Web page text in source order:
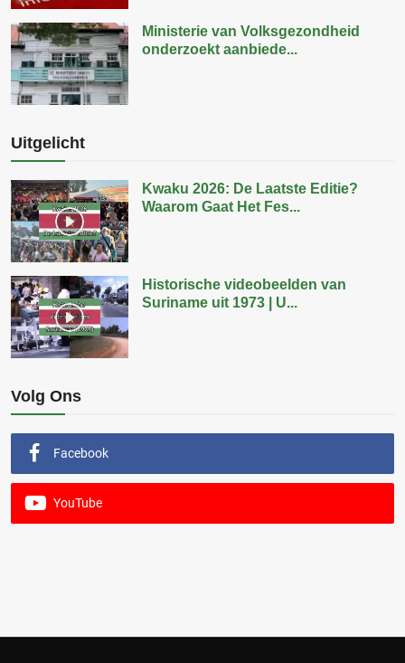
Ministerie van Volksgezondheid
onderzoekt aanbiede...
Uitgelicht
Kwaku 2026: De Laatste Editie?
Waarom Gaat Het Fes...
Historische videobeelden van
Suriname uit 1973 | U...
Volg Ons
Facebook
YouTube